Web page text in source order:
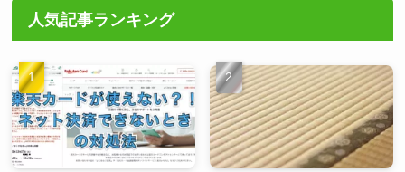
人気記事ランキング